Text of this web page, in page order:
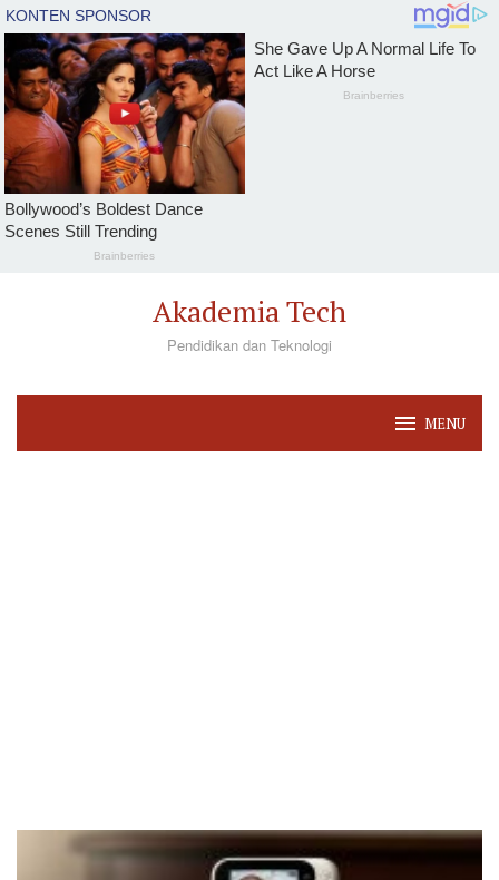
Akademia Tech
Pendidikan dan Teknologi
MENU
Akademia